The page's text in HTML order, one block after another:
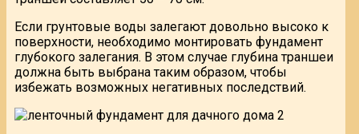
Если грунтовые воды залегают довольно высоко к
поверхности, необходимо монтировать фундамент
глубокого залегания. В этом случае глубина траншеи
должна быть выбрана таким образом, чтобы
избежать возможных негативных последствий.